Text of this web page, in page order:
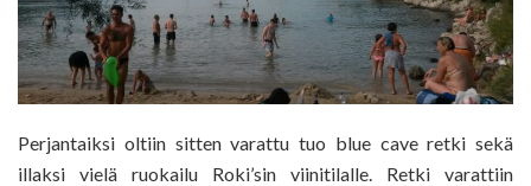
Perjantaiksi oltiin sitten varattu tuo blue cave retki sekä
illaksi vielä ruokailu Roki’sin viinitilalle. Retki varattiin